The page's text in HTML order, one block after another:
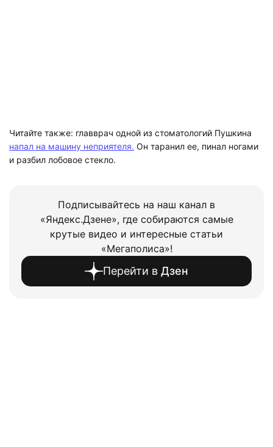
Читайте также: главврач одной из стоматологий Пушкина
напал на машину неприятеля. Он таранил ее, пинал ногами
и разбил лобовое стекло.
Подписывайтесь на наш канал в
«Яндекс.Дзене», где собираются самые
крутые видео и интересные статьи
«Мегаполиса»!
Перейти в Дзен